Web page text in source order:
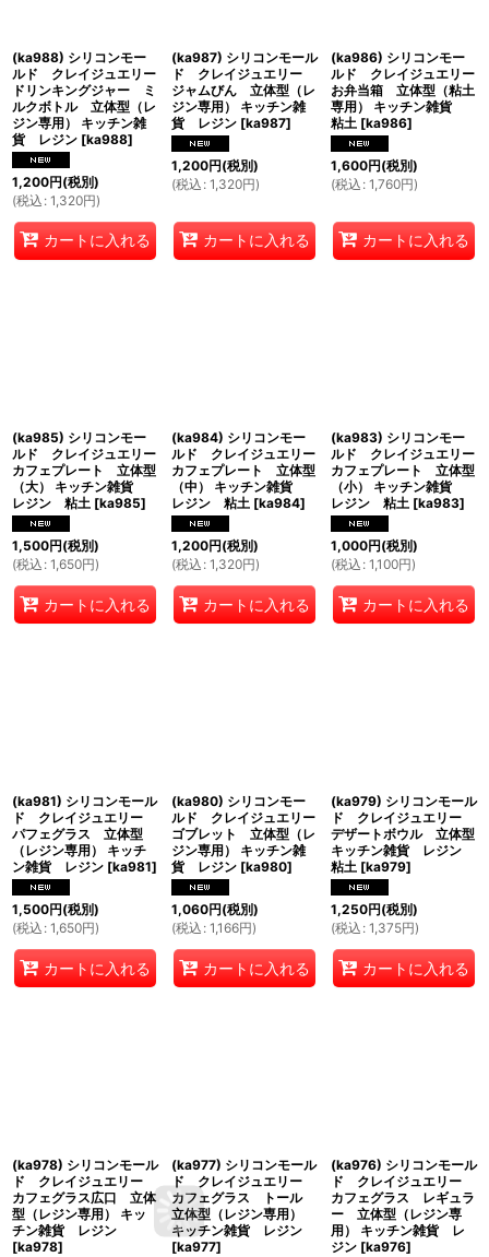
(ka988) シリコンモー
ルド クレイジュエリー
ドリンキングジャー ミ
ルクボトル 立体型（レ
ジン専用） キッチン雑
貨 レジン [ka988]
1,200円(税別)
(税込 : 1,320円)
カートに入れる
(ka987) シリコンモール
ド クレイジュエリー
ジャムびん 立体型（レ
ジン専用） キッチン雑
貨 レジン [ka987]
1,200円(税別)
(税込 : 1,320円)
カートに入れる
(ka986) シリコンモー
ルド クレイジュエリー
お弁当箱 立体型（粘土
専用） キッチン雑貨
粘土 [ka986]
1,600円(税別)
(税込 : 1,760円)
カートに入れる
(ka985) シリコンモー
ルド クレイジュエリー
カフェプレート 立体型
（大） キッチン雑貨
レジン 粘土 [ka985]
1,500円(税別)
(税込 : 1,650円)
カートに入れる
(ka984) シリコンモー
ルド クレイジュエリー
カフェプレート 立体型
（中） キッチン雑貨
レジン 粘土 [ka984]
1,200円(税別)
(税込 : 1,320円)
カートに入れる
(ka983) シリコンモー
ルド クレイジュエリー
カフェプレート 立体型
（小） キッチン雑貨
レジン 粘土 [ka983]
1,000円(税別)
(税込 : 1,100円)
カートに入れる
(ka981) シリコンモール
ド クレイジュエリー
パフェグラス 立体型
（レジン専用） キッチ
ン雑貨 レジン [ka981]
1,500円(税別)
(税込 : 1,650円)
カートに入れる
(ka980) シリコンモー
ルド クレイジュエリー
ゴブレット 立体型（レ
ジン専用） キッチン雑
貨 レジン [ka980]
1,060円(税別)
(税込 : 1,166円)
カートに入れる
(ka979) シリコンモール
ド クレイジュエリー
デザートボウル 立体型
キッチン雑貨 レジン
粘土 [ka979]
1,250円(税別)
(税込 : 1,375円)
カートに入れる
(ka978) シリコンモール
ド クレイジュエリー
カフェグラス広口 立体
型（レジン専用） キッ
チン雑貨 レジン
[ka978]
(ka977) シリコンモール
ド クレイジュエリー
カフェグラス トール
立体型（レジン専用）
キッチン雑貨 レジン
[ka977]
(ka976) シリコンモール
ド クレイジュエリー
カフェグラス レギュラ
ー 立体型（レジン専
用） キッチン雑貨 レ
ジン [ka976]